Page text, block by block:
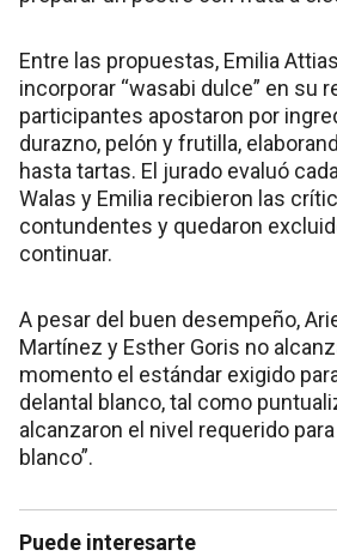
Entre las propuestas, Emilia
incorporar “wasabi dulce” en su
participantes apostaron por
durazno, pelón y frutilla,
hasta tartas. El jurado evaluó
Walas y Emilia recibieron las
contundentes y quedaron
continuar.
A pesar del buen desempeño,
Martínez y Esther Goris no
momento el estándar exigido
delantal blanco, tal como
alcanzaron el nivel requerido
blanco”.
Puede interesarte